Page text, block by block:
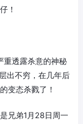
！
重透露杀意的神秘
出不穷，在几年后
变态杀戮了！
兄弟1月28日周一